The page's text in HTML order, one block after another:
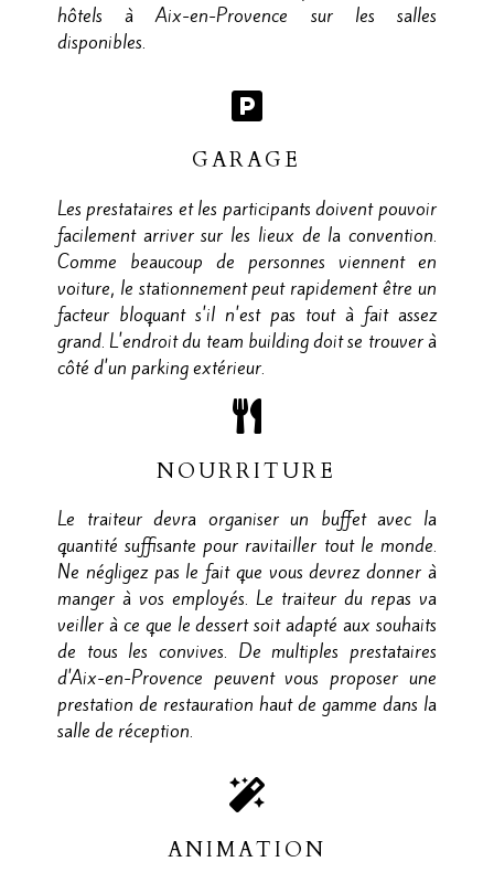
hôtels à Aix-en-Provence sur les salles
disponibles.
GARAGE
Les prestataires et les participants doivent pouvoir
facilement arriver sur les lieux de la convention.
Comme beaucoup de personnes viennent en
voiture, le stationnement peut rapidement être un
facteur bloquant s'il n'est pas tout à fait assez
grand. L'endroit du team building doit se trouver à
côté d'un parking extérieur.
NOURRITURE
Le traiteur devra organiser un buffet avec la
quantité suffisante pour ravitailler tout le monde.
Ne négligez pas le fait que vous devrez donner à
manger à vos employés. Le traiteur du repas va
veiller à ce que le dessert soit adapté aux souhaits
de tous les convives. De multiples prestataires
d'Aix-en-Provence peuvent vous proposer une
prestation de restauration haut de gamme dans la
salle de réception.
ANIMATION